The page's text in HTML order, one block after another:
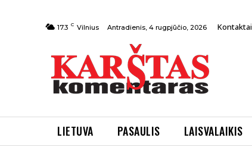
17.3 C Vilnius Antradienis, 4 rugpjūčio, 2026 Kontaktai
LIETUVA PASAULIS LAISVALAIKIS